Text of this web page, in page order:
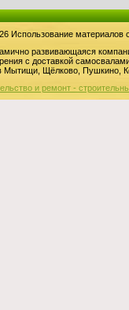
материалов
развивающаяся
с доставкой
Мытищи, Щёлково, Пушкино,